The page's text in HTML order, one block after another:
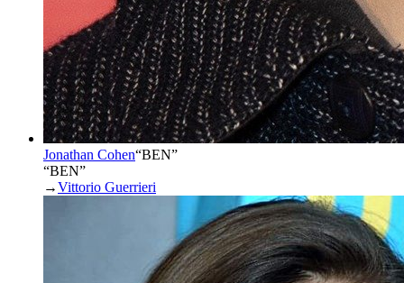
Jonathan Cohen“BEN”
“BEN”
→Vittorio Guerrieri